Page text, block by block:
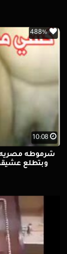
10:08
488%
شرموطه
وبتطلع